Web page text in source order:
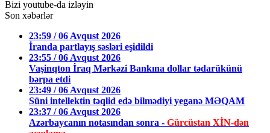
Bizi youtube-da izləyin
Son xəbərlər
23:59 / 06 Avqust 2026
İranda partlayış səsləri eşidildi
23:55 / 06 Avqust 2026
Vaşinqton İraq Mərkəzi Bankına dollar tədarükünü
bərpa etdi
23:49 / 06 Avqust 2026
Süni intellektin təqlid edə bilmədiyi yeganə MƏQAM
23:37 / 06 Avqust 2026
Azərbaycanın notasından sonra - Gürcüstan XİN-dən